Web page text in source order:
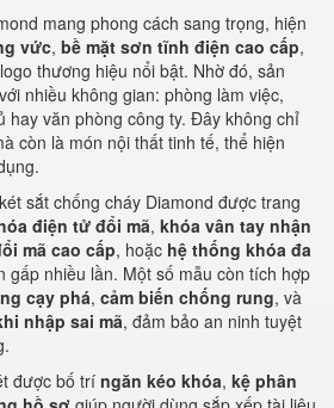
mang phong cách sang trọng, hiện
vức, bề mặt sơn tĩnh điện cao cấp,
thương hiệu nổi bật. Nhờ đó, sản
nhiều không gian: phòng làm việc,
hay văn phòng công ty. Đây không chỉ
còn là món nội thất tinh tế, thể hiện
sắt chống cháy Diamond được trang
điện tử đổi mã, khóa vân tay nhận
mã cao cấp, hoặc hệ thống khóa đa
gấp nhiều lần. Một số mẫu còn tích hợp
cạy phá, cảm biến chống rung, và
nhập sai mã, đảm bảo an ninh tuyệt
được bố trí ngăn kéo khóa, kệ phân